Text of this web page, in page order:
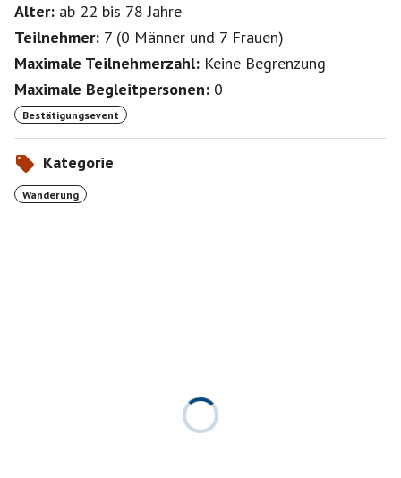
Alter: ab 22 bis 78Jahre
Teilnehmer: 7 (0 Männer und 7 Frauen)
Maximale Teilnehmerzahl: Keine Begrenzung
Maximale Begleitpersonen: 0
Bestätigungsevent
Kategorie
Wanderung